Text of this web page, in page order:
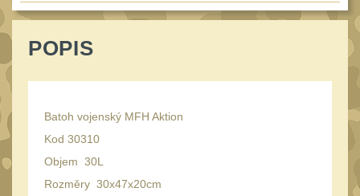
Ledvinky
Odhazováky39
Speciální pouzdra I
Speciální pouzdra II
POPIS
Batoh vojenský MFH Aktion
Kod 30310
Objem 30L
Rozměry 30x47x20cm